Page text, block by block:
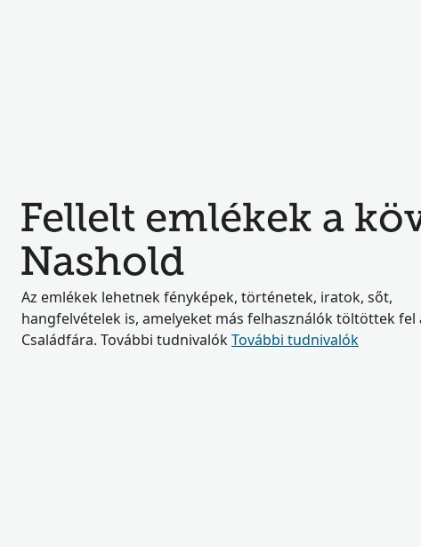
Fellelt emlékek a
Nashold
Az emlékek lehetnek fényképek, történetek, iratok, sőt,
hangfelvételek is, amelyeket más felhasználók töltöttek fel
Családfára. További tudnivalókTovábbi tudnivalók